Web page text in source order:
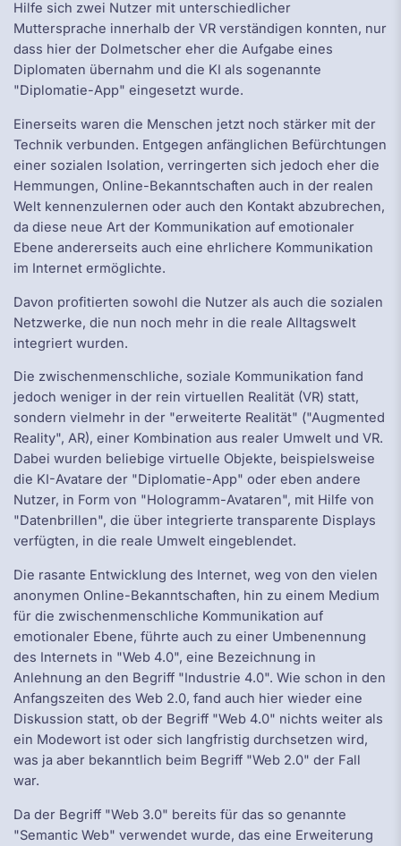
Hilfe sich zwei Nutzer mit unterschiedlicher
Muttersprache innerhalb der VR verständigen konnten, nur
dass hier der Dolmetscher eher die Aufgabe eines
Diplomaten übernahm und die KI als sogenannte
"Diplomatie-App" eingesetzt wurde.
Einerseits waren die Menschen jetzt noch stärker mit der
Technik verbunden. Entgegen anfänglichen Befürchtungen
einer sozialen Isolation, verringerten sich jedoch eher die
Hemmungen, Online-Bekanntschaften auch in der realen
Welt kennenzulernen oder auch den Kontakt abzubrechen,
da diese neue Art der Kommunikation auf emotionaler
Ebene andererseits auch eine ehrlichere Kommunikation
im Internet ermöglichte.
Davon profitierten sowohl die Nutzer als auch die sozialen
Netzwerke, die nun noch mehr in die reale Alltagswelt
integriert wurden.
Die zwischenmenschliche, soziale Kommunikation fand
jedoch weniger in der rein virtuellen Realität (VR) statt,
sondern vielmehr in der "erweiterte Realität" ("Augmented
Reality", AR), einer Kombination aus realer Umwelt und VR.
Dabei wurden beliebige virtuelle Objekte, beispielsweise
die KI-Avatare der "Diplomatie-App" oder eben andere
Nutzer, in Form von "Hologramm-Avataren", mit Hilfe von
"Datenbrillen", die über integrierte transparente Displays
verfügten, in die reale Umwelt eingeblendet.
Die rasante Entwicklung des Internet, weg von den vielen
anonymen Online-Bekanntschaften, hin zu einem Medium
für die zwischenmenschliche Kommunikation auf
emotionaler Ebene, führte auch zu einer Umbenennung
des Internets in "Web 4.0", eine Bezeichnung in
Anlehnung an den Begriff "Industrie 4.0". Wie schon in den
Anfangszeiten des Web 2.0, fand auch hier wieder eine
Diskussion statt, ob der Begriff "Web 4.0" nichts weiter als
ein Modewort ist oder sich langfristig durchsetzen wird,
was ja aber bekanntlich beim Begriff "Web 2.0" der Fall
war.
Da der Begriff "Web 3.0" bereits für das so genannte
"Semantic Web" verwendet wurde, das eine Erweiterung